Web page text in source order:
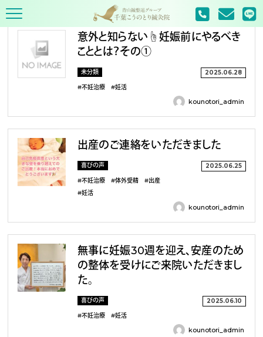
TOP
意外と知らない☝️妊娠前にやるべき
こととは？その①
未分類
#不妊治療
#妊活
2025.06.28
kounotori_admin
出産のご連絡をいただきました
喜びの声
#不妊治療
#体外受精
#出産
#妊活
2025.06.25
kounotori_admin
無事に妊娠30週を迎え、安産のため
の整体を受けにご来院いただきまし
た。
喜びの声
#不妊治療
#妊活
2025.06.10
kounotori_admin